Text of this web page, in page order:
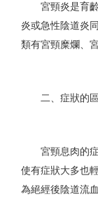
宮頸炎是育
炎或急性陰道炎
類有宮頸糜爛、
二、症狀的
宮頸息肉的
使有症狀大多也
為絕經後陰道流